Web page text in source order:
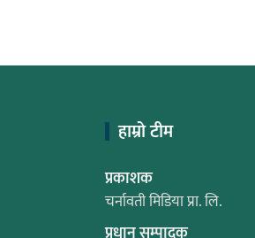
हाम्रो टीम
प्रकाशक
चर्नावती मिडिया प्रा. लि.